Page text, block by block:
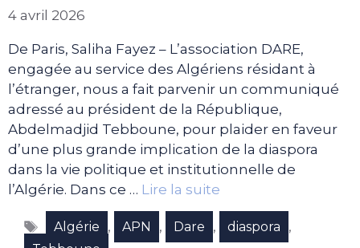
4 avril 2026
De Paris, Saliha Fayez – L’association DARE,
engagée au service des Algériens résidant à
l’étranger, nous a fait parvenir un communiqué
adressé au président de la République,
Abdelmadjid Tebboune, pour plaider en faveur
d’une plus grande implication de la diaspora
dans la vie politique et institutionnelle de
l’Algérie. Dans ce … Lire la suite
Étiquettes
Algérie , APN , Dare , diaspora ,